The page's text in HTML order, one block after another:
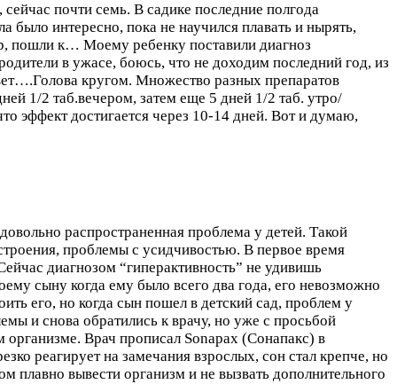
почти семь. В садике последние полгода
интересно, пока не научился плавать и нырять,
пошли к… Моему ребенку поставили диагноз
в ужасе, боюсь, что не доходим последний год, из
кругом. Множество разных препаратов
1/2 таб.вечером, затем еще 5 дней 1/2 таб. утро/
эффект достигается через 10-14 дней. Вот и думаю,
распространенная проблема у детей. Такой
проблемы с усидчивостью. В первое время
диагнозом “гиперактивность” не удивишь
сыну когда ему было всего два года, его невозможно
его, но когда сын пошел в детский сад, проблем у
и снова обратились к врачу, но уже с просьбой
организме. Врач прописал Sonapax (Сонапакс) в
реагирует на замечания взрослых, сон стал крепче, но
плавно вывести организм и не вызвать дополнительного